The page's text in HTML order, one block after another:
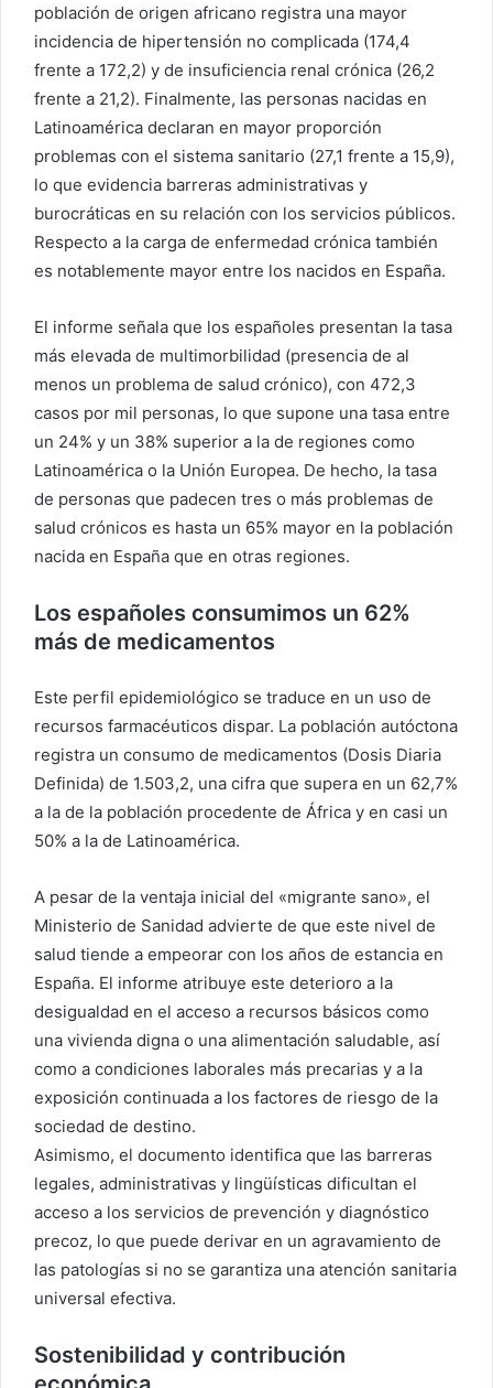
población de origen africano registra una mayor
incidencia de hipertensión no complicada (174,4
frente a 172,2) y de insuficiencia renal crónica (26,2
frente a 21,2). Finalmente, las personas nacidas en
Latinoamérica declaran en mayor proporción
problemas con el sistema sanitario (27,1 frente a 15,9),
lo que evidencia barreras administrativas y
burocráticas en su relación con los servicios públicos.
Respecto a la carga de enfermedad crónica también
es notablemente mayor entre los nacidos en España.
El informe señala que los españoles presentan la tasa
más elevada de multimorbilidad (presencia de al
menos un problema de salud crónico), con 472,3
casos por mil personas, lo que supone una tasa entre
un 24% y un 38% superior a la de regiones como
Latinoamérica o la Unión Europea. De hecho, la tasa
de personas que padecen tres o más problemas de
salud crónicos es hasta un 65% mayor en la población
nacida en España que en otras regiones.
Los españoles consumimos un 62%
más de medicamentos
Este perfil epidemiológico se traduce en un uso de
recursos farmacéuticos dispar. La población autóctona
registra un consumo de medicamentos (Dosis Diaria
Definida) de 1.503,2, una cifra que supera en un 62,7%
a la de la población procedente de África y en casi un
50% a la de Latinoamérica.
A pesar de la ventaja inicial del «migrante sano», el
Ministerio de Sanidad advierte de que este nivel de
salud tiende a empeorar con los años de estancia en
España. El informe atribuye este deterioro a la
desigualdad en el acceso a recursos básicos como
una vivienda digna o una alimentación saludable, así
como a condiciones laborales más precarias y a la
exposición continuada a los factores de riesgo de la
sociedad de destino.
Asimismo, el documento identifica que las barreras
legales, administrativas y lingüísticas dificultan el
acceso a los servicios de prevención y diagnóstico
precoz, lo que puede derivar en un agravamiento de
las patologías si no se garantiza una atención sanitaria
universal efectiva.
Sostenibilidad y contribución